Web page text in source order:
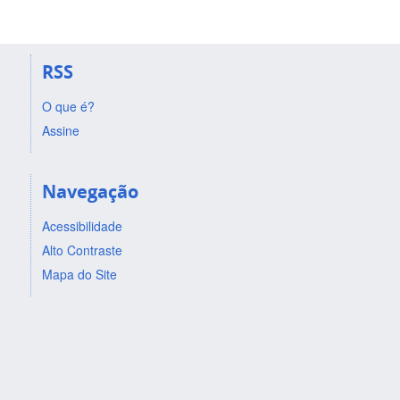
RSS
O que é?
Assine
Navegação
Acessibilidade
Alto Contraste
Mapa do Site